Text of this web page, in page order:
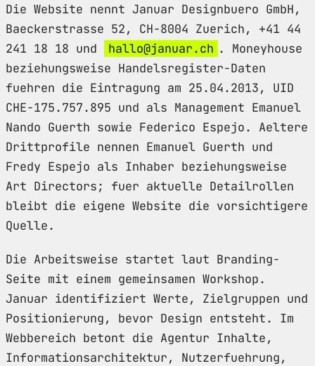
Die Website nennt Januar Designbuero GmbH,
Baeckerstrasse 52, CH-8004 Zuerich, +41 44
241 18 18 und
hallo@januar.ch . Moneyhouse
beziehungsweise Handelsregister-Daten
fuehren die Eintragung am 25.04.2013, UID
CHE-175.757.895 und als Management Emanuel
Nando Guerth sowie Federico Espejo. Aeltere
Drittprofile nennen Emanuel Guerth und
Fredy Espejo als Inhaber beziehungsweise
Art Directors; fuer aktuelle Detailrollen
bleibt die eigene Website die vorsichtigere
Quelle.
Die Arbeitsweise startet laut Branding-
Seite mit einem gemeinsamen Workshop.
Januar identifiziert Werte, Zielgruppen und
Positionierung, bevor Design entsteht. Im
Webbereich betont die Agentur Inhalte,
Informationsarchitektur, Nutzerfuehrung,